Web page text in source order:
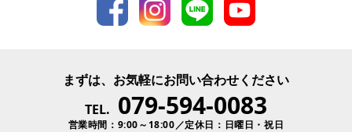
まずは、お気軽にお問い合わせください
TEL. 079-594-0083
営業時間：9:00～18:00／定休日：日曜日・祝日